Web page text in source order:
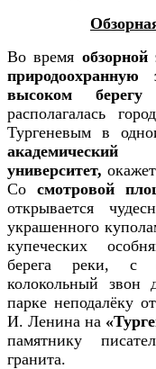
Во время
природоохранную
высоком
располагалась
Тургеневым в
университет,
Сосмотровой
открывается
украшенного
купеческих
берега реки, с
колокольный звон
парке неподалёку
И. Ленина на
памятнику
гранита.